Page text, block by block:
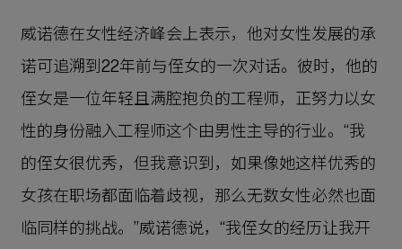
威诺德在女性经济峰会上表示，他对女性发展的承
诺可追溯到22年前与侄女的一次对话。彼时，他的
侄女是一位年轻且满腔抱负的工程师，正努力以女
性的身份融入工程师这个由男性主导的行业。“我
的侄女很优秀，但我意识到，如果像她这样优秀的
女孩在职场都面临着歧视，那么无数女性必然也面
临同样的挑战。”威诺德说，“我侄女的经历让我开